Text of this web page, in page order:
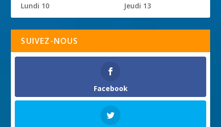
Lundi 10 Jeudi 13
SUIVEZ-NOUS
Facebook